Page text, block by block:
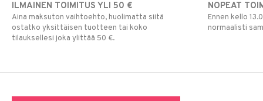
ILMAINEN TOIMITUS YLI 50 €
Aina maksuton vaihtoehto, huolimatta siitä
ostatko yksittäisen tuotteen tai koko
tilauksellesi joka ylittää 50 €.
NOPEAT
Ennen kello
normaalisti